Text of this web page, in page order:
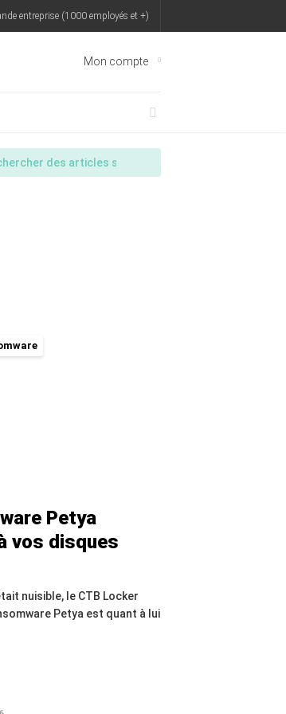
entreprise (1000 employés et +)
Mon compte
Petya
vos disques
nuisible, le CTB Locker
Petya est quant à lui